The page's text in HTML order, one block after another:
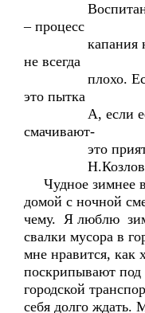
Воспитание,
– процесс
капания на
не всегда
плохо. Если
это пытка
А, если её
смачивают-
это
Н.Козлов-
Чудное зимнее
домой с ночной
чему. Я люблю
свалки мусора в
мне нравится, как
поскрипывают
городской
себя долго ждать.